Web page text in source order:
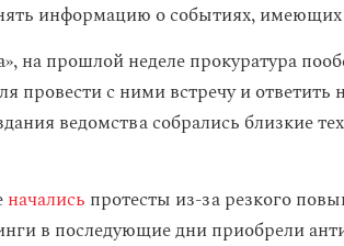
информацию о событиях, имеющих
на прошлой неделе прокуратура
провести с ними встречу и
ведомства собрались близкие
начались протесты из-за резкого
в последующие дни приобрели